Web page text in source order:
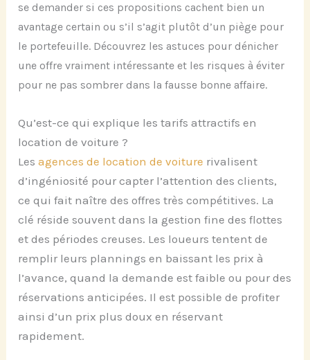
se demander si ces propositions cachent bien un
avantage certain ou s’il s’agit plutôt d’un piège pour
le portefeuille. Découvrez les astuces pour dénicher
une offre vraiment intéressante et les risques à éviter
pour ne pas sombrer dans la fausse bonne affaire.
Qu’est-ce qui explique les tarifs attractifs en
location de voiture ?
Lesagences de location de voiture rivalisent
d’ingéniosité pour capter l’attention des clients,
ce qui fait naître des offres très compétitives. La
clé réside souvent dans la gestion fine des flottes
et des périodes creuses. Les loueurs tentent de
remplir leurs plannings en baissant les prix à
l’avance, quand la demande est faible ou pour des
réservations anticipées. Il est possible de profiter
ainsi d’un prix plus doux en réservant
rapidement.